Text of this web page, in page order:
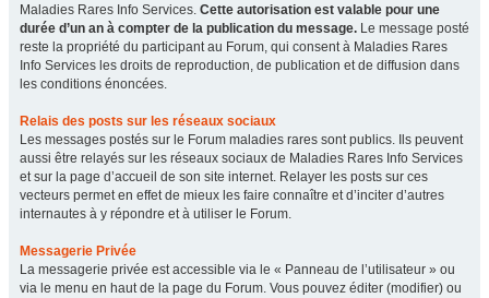
Maladies Rares Info Services. Cette autorisation est valable pour une
durée d’un an à compter de la publication du message. Le message posté
reste la propriété du participant au Forum, qui consent à Maladies Rares
Info Services les droits de reproduction, de publication et de diffusion dans
les conditions énoncées.
Relais des posts sur les réseaux sociaux
Les messages postés sur le Forum maladies rares sont publics. Ils peuvent
aussi être relayés sur les réseaux sociaux de Maladies Rares Info Services
et sur la page d’accueil de son site internet. Relayer les posts sur ces
vecteurs permet en effet de mieux les faire connaître et d’inciter d’autres
internautes à y répondre et à utiliser le Forum.
Messagerie Privée
La messagerie privée est accessible via le « Panneau de l’utilisateur » ou
via le menu en haut de la page du Forum. Vous pouvez éditer (modifier) ou